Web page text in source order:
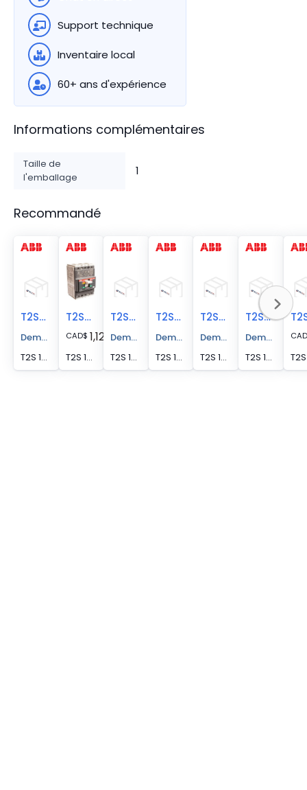
Support technique
Inventaire local
60+ ans d'expérience
Informations complémentaires
Taille de
l'emballage
1
Recommandé
T2SQ060TW
Demander un devis
T2S 100 UL/CSA TMF60-600 3P F F 100%
T2SQ050TW
CAD$ 1,128.96
T2S 100 UL/CSA TMF50-500 3P F F F 100%
T2SQ070TW
Demander un devis
T2S 100 UL/CSA TMF70-700 3P F F 100%
T2SQ070TWP
Demander un devis
T2S 100 UL/CSA TMF70-700 3p F F
T2SQ040TW
Demander un devis
T2S 100 UL/CSA TMF40-500 3P F F 100%
T2SQ080TW
Demander
T2S 100 UL/CSA TMF80-800 3P F F 100%
CAD